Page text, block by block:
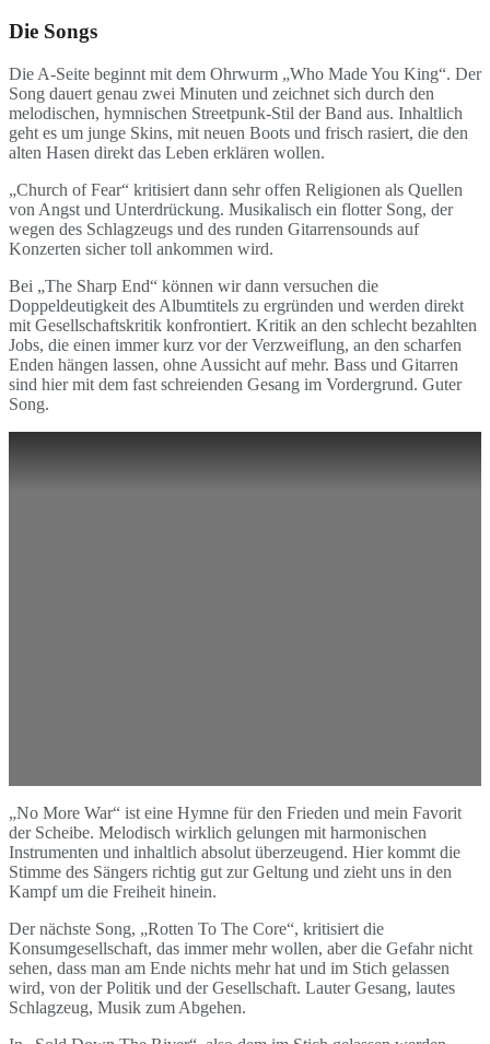
Die Songs
Die A-Seite beginnt mit dem Ohrwurm „Who Made You King“. Der
Song dauert genau zwei Minuten und zeichnet sich durch den
melodischen, hymnischen Streetpunk-Stil der Band aus. Inhaltlich
geht es um junge Skins, mit neuen Boots und frisch rasiert, die den
alten Hasen direkt das Leben erklären wollen.
„Church of Fear“ kritisiert dann sehr offen Religionen als Quellen
von Angst und Unterdrückung. Musikalisch ein flotter Song, der
wegen des Schlagzeugs und des runden Gitarrensounds auf
Konzerten sicher toll ankommen wird.
Bei „The Sharp End“ können wir dann versuchen die
Doppeldeutigkeit des Albumtitels zu ergründen und werden direkt
mit Gesellschaftskritik konfrontiert. Kritik an den schlecht bezahlten
Jobs, die einen immer kurz vor der Verzweiflung, an den scharfen
Enden hängen lassen, ohne Aussicht auf mehr. Bass und Gitarren
sind hier mit dem fast schreienden Gesang im Vordergrund. Guter
Song.
„No More War“ ist eine Hymne für den Frieden und mein Favorit
der Scheibe. Melodisch wirklich gelungen mit harmonischen
Instrumenten und inhaltlich absolut überzeugend. Hier kommt die
Stimme des Sängers richtig gut zur Geltung und zieht uns in den
Kampf um die Freiheit hinein.
Der nächste Song, „Rotten To The Core“, kritisiert die
Konsumgesellschaft, das immer mehr wollen, aber die Gefahr nicht
sehen, dass man am Ende nichts mehr hat und im Stich gelassen
wird, von der Politik und der Gesellschaft. Lauter Gesang, lautes
Schlagzeug, Musik zum Abgehen.